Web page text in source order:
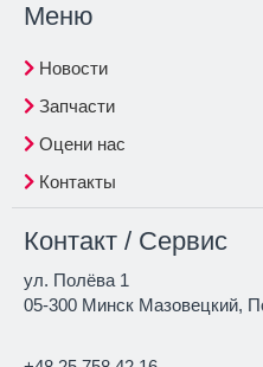
Меню
Новости
Запчасти
Оцени нас
Контакты
Контакт / Сервис
ул. Полёва 1
05-300 Минск Мазовецкий,